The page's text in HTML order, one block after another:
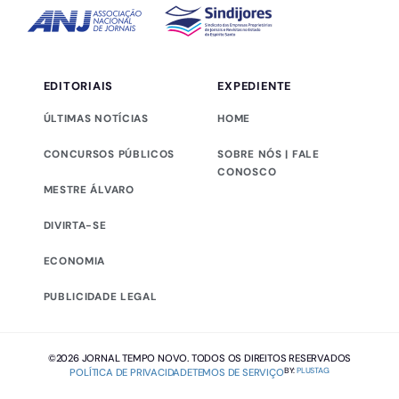
EDITORIAIS
ÚLTIMAS NOTÍCIAS
CONCURSOS PÚBLICOS
MESTRE ÁLVARO
DIVIRTA-SE
ECONOMIA
PUBLICIDADE LEGAL
EXPEDIENTE
HOME
SOBRE NÓS | FALE
CONOSCO
©2026 JORNAL TEMPO NOVO. TODOS OS DIREITOS RESERVADOS
POLÍTICA DE PRIVACIDADETEMOS DE SERVIÇOBY:PLUSTAG